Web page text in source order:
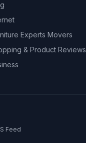
Experts Movers
& Product Reviews
Feed